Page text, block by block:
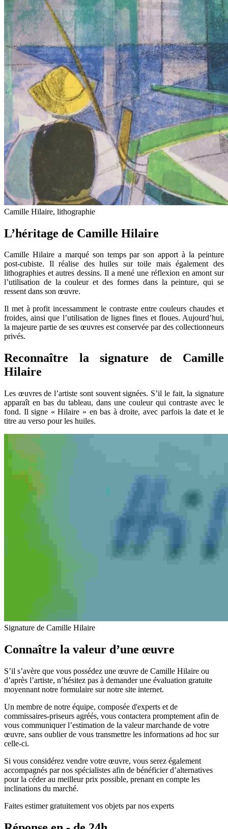
Camille Hilaire, lithographie
L’héritage de Camille Hilaire
Camille Hilaire a marqué son temps par son apport à la peinture
post-cubiste. Il réalise des huiles sur toile mais également des
lithographies et autres dessins. Il a mené une réflexion en amont sur
l’utilisation de la couleur et des formes dans la peinture, qui se
ressent dans son œuvre.
Il met à profit incessamment le contraste entre couleurs chaudes et
froides, ainsi que l’utilisation de lignes fines et floues. Aujourd’hui,
la majeure partie de ses œuvres est conservée par des collectionneurs
privés.
Reconnaître la signature de Camille
Hilaire
Les œuvres de l’artiste sont souvent signées. S’il le fait, la signature
apparaît en bas du tableau, dans une couleur qui contraste avec le
fond. Il signe « Hilaire » en bas à droite, avec parfois la date et le
titre au verso pour les huiles.
Signature de Camille Hilaire
Connaître la valeur d’une œuvre
S’il s’avère que vous possédez une œuvre de Camille Hilaire ou
d’après l’artiste, n’hésitez pas à demander une évaluation gratuite
moyennant notre formulaire sur notre site internet.
Un membre de notre équipe, composée d'experts et de
commissaires-priseurs agréés, vous contactera promptement afin de
vous communiquer l’estimation de la valeur marchande de votre
œuvre, sans oublier de vous transmettre les informations ad hoc sur
celle-ci.
Si vous considérez vendre votre œuvre, vous serez également
accompagnés par nos spécialistes afin de bénéficier d’alternatives
pour la céder au meilleur prix possible, prenant en compte les
inclinations du marché.
Faites estimer gratuitement vos objets par nos experts